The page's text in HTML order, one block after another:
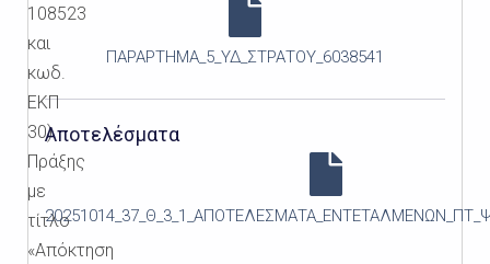
108523
και
κωδ.
ΕΚΠ
30)
Πράξης
με
τίτλο
«Απόκτηση
ΠΑΡΑΡΤΗΜΑ_5_ΥΔ_ΣΤΡΑΤΟΥ_6038541
Αποτελέσματα